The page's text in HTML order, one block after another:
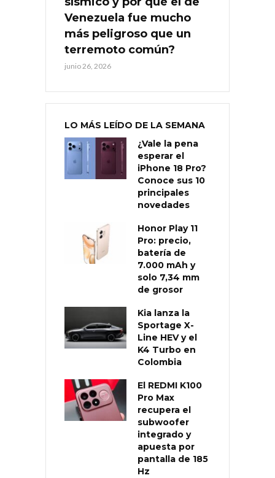
Venezuela fue mucho
más peligroso que un
terremoto común?
junio 26, 2026
LO MÁS LEÍDO DE LA SEMANA
¿Vale la pena
esperar el
iPhone 18 Pro?
Conoce sus 10
principales
novedades
Honor Play 11
Pro: precio,
batería de
7.000 mAh y
solo 7,34 mm
de grosor
Kia lanza la
Sportage X-
Line HEV y el
K4 Turbo en
Colombia
El REDMI K100
Pro Max
recupera el
subwoofer
integrado y
apuesta por
pantalla de 185
Hz